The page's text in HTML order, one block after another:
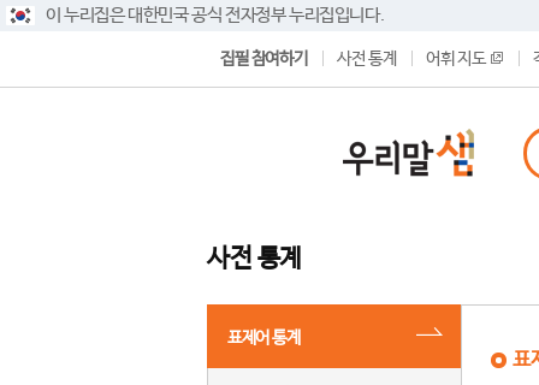
이 누리집은 대한민국 공식 전자정부 누리집입니다.
집필 참여하기 사전 통계 어휘 지도
사전 통계
표제어 통계
표